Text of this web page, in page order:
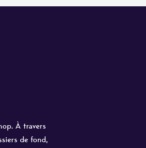
À travers
de fond,